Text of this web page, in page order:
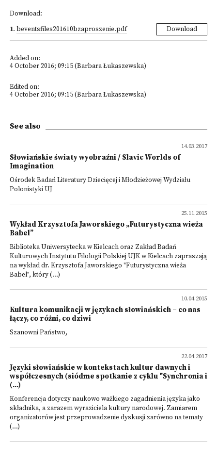
Download:
1. beventsfiles201610bzaproszenie.pdf Download
Added on:
4 October 2016; 09:15 (Barbara Łukaszewska)
Edited on:
4 October 2016; 09:15 (Barbara Łukaszewska)
See also
14.03.2017
Słowiańskie światy wyobraźni / Slavic Worlds of
Imagination
Ośrodek Badań Literatury Dziecięcej i Młodzieżowej Wydziału
Polonistyki UJ
25.11.2015
Wykład Krzysztofa Jaworskiego „Futurystyczna wieża
Babel”
Biblioteka Uniwersytecka w Kielcach oraz Zakład Badań
Kulturowych Instytutu Filologii Polskiej UJK w Kielcach zapraszają
na wykład dr. Krzysztofa Jaworskiego "Futurystyczna wieża
Babel", który (...)
10.04.2015
Kultura komunikacji w językach słowiańskich – co nas
łączy, co różni, co dziwi
Szanowni Państwo,
22.04.2017
Języki słowiańskie w kontekstach kultur dawnych i
współczesnych (siódme spotkanie z cyklu "Synchronia i
(...)
Konferencja dotyczy naukowo ważkiego zagadnienia języka jako
składnika, a zarazem wyraziciela kultury narodowej. Zamiarem
organizatorów jest przeprowadzenie dyskusji zarówno na tematy
(...)